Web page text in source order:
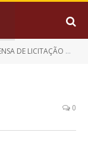
LICITAÇÃO Nº 08/2020 (Locação de imóvel)
0